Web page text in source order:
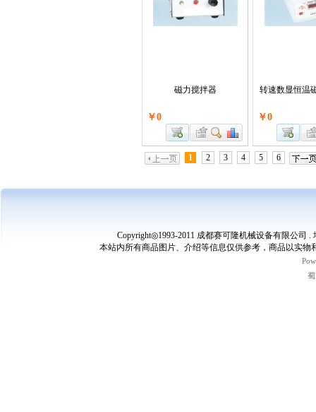
磁力搅拌器
￥0
转速数显恒温
￥0
1 2 3 4 5 6
Copyright◎1993-2011 成都赛可隆机械设备有限公司
本站内所有商品图片、介绍等信息仅供参考，商品以实